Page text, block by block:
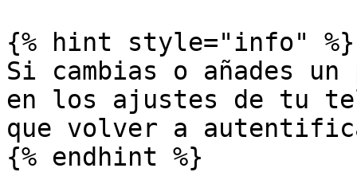
{% hint style="info" %}
Si cambias o añades
en los ajustes de tu
que volver a
{% endhint %}